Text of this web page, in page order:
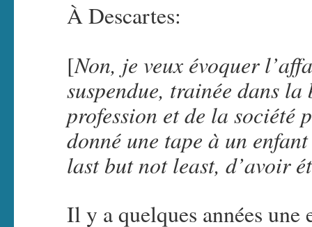
À Descartes:
[Non, je veux évoquer
suspendue, trainée dans
profession et de la
donné une tape à un
last but not least, d’avoir
Il y a quelques années une